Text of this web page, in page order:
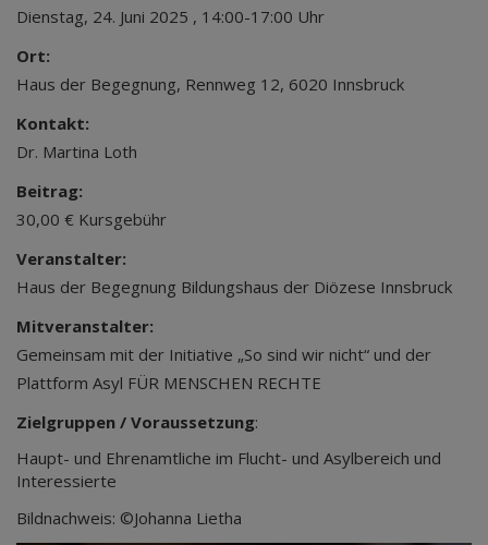
Dienstag, 24. Juni 2025 , 14:00-17:00 Uhr
Ort:
Haus der Begegnung, Rennweg 12, 6020 Innsbruck
Kontakt:
Dr. Martina Loth
Beitrag:
30,00 € Kursgebühr
Veranstalter:
Haus der Begegnung Bildungshaus der Diözese Innsbruck
Mitveranstalter:
Gemeinsam mit der Initiative „So sind wir nicht“ und der
Plattform Asyl FÜR MENSCHEN RECHTE
Zielgruppen / Voraussetzung:
Haupt- und Ehrenamtliche im Flucht- und Asylbereich und
Interessierte
Bildnachweis: ©Johanna Lietha